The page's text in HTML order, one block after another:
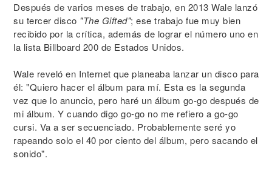
Después de varios meses de trabajo, en 2013 Wale lanzó
su tercer disco "The Gifted"; ese trabajo fue muy bien
recibido por la crítica, además de lograr el número uno en
la lista Billboard 200 de Estados Unidos.
Wale reveló en Internet que planeaba lanzar un disco para
él: "Quiero hacer el álbum para mí. Esta es la segunda
vez que lo anuncio, pero haré un álbum go-go después de
mi álbum. Y cuando digo go-go no me refiero a go-go
cursi. Va a ser secuenciado. Probablemente seré yo
rapeando solo el 40 por ciento del álbum, pero sacando el
sonido".